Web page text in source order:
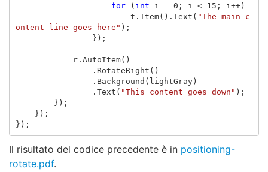
for
( int i = 0 ; i < 15 ; i ++)
t . Item(). Text ( "The main c
ontent line goes here" );
});
r. AutoItem()
. RotateRight ()
. Background ( lightGray)
. Text ( "This content goes down" );
});
});
});
Il risultato del codice precedente è in positioning-
rotate.pdf.